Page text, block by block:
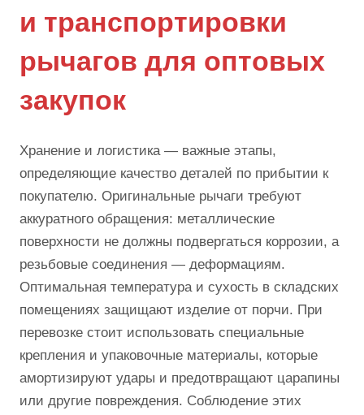
и транспортировки
рычагов для оптовых
закупок
Хранение и логистика — важные этапы,
определяющие качество деталей по прибытии к
покупателю. Оригинальные рычаги требуют
аккуратного обращения: металлические
поверхности не должны подвергаться коррозии, а
резьбовые соединения — деформациям.
Оптимальная температура и сухость в складских
помещениях защищают изделие от порчи. При
перевозке стоит использовать специальные
крепления и упаковочные материалы, которые
амортизируют удары и предотвращают царапины
или другие повреждения. Соблюдение этих